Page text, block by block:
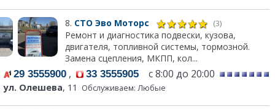
8. СТО Эво Моторс (3)
Ремонт и диагностика подвески, кузова,
двигателя, топливной системы, тормозной.
Замена сцепления, МКПП, кол...
29 3555900 , 33 3555905 с 8:00 до 20:00
ул. Олешева, 11 Обслуживаем: Любые